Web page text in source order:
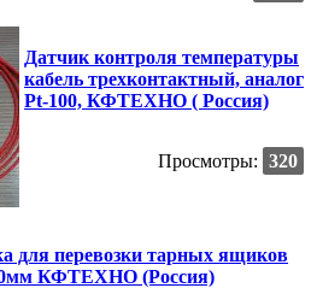
Датчик контроля температуры
кабель трехконтактный, аналог
Pt-100, КФТЕХНО ( Россия)
Просмотры: 320
для перевозки тарных ящиков
КФТЕХНО (Россия)